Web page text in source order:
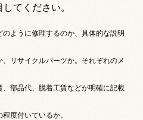
てください。
のように修理するのか、具体的な説明
リサイクルパーツか。それぞれのメ
、部品代、脱着工賃などが明確に記載
度付いているか。